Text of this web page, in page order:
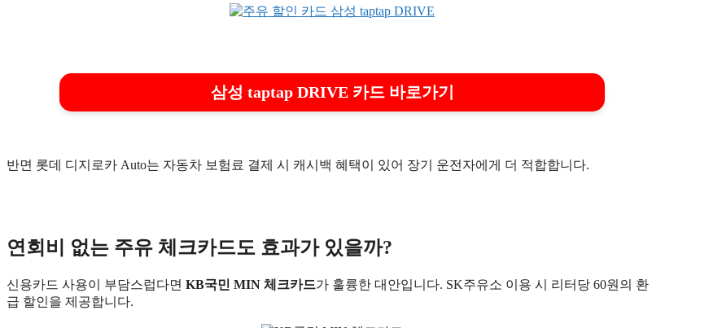
삼성 taptap DRIVE 카드 바로가기
반면 롯데 디지로카 Auto는 자동차 보험료 결제 시 캐시백 혜택이 있어 장기 운전자에게 더 적합합니다.
연회비 없는 주유 체크카드도 효과가 있을까?
신용카드 사용이 부담스럽다면 KB국민 MIN 체크카드가 훌륭한 대안입니다. SK주유소 이용 시 리터당 60원의 환
급 할인을 제공합니다.